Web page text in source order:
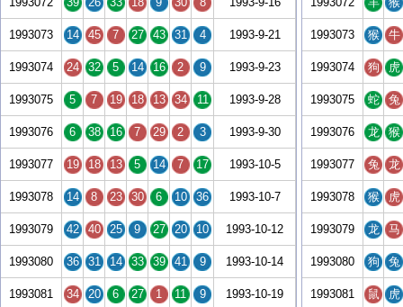
1993073 14 45 7 27 43 31 4 1993-9-21
1993074 24 32 5 14 16 2 9 1993-9-23
1993075 5 7 19 18 13 34 11 1993-9-28
1993076 6 38 16 7 29 2 3 1993-9-30
1993077 19 18 13 5 14 7 17 1993-10-5
1993078 14 8 23 30 6 10 36 1993-10-7
1993079 42 40 25 9 27 20 10 1993-10-12
1993080 36 31 14 33 39 41 9 1993-10-14
1993081 34 20 6 27 1 11 9 1993-10-19
1993073 猴 牛
1993074 狗 虎
1993075 蛇 兔
1993076 龙 猴
1993077 兔 龙
1993078 猴 虎
1993079 龙 马
1993080 狗 兔
1993081 鼠 虎